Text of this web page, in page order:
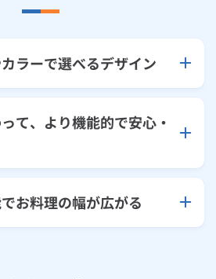
ラーで選べるデザイン
て、より機能的で安心・
お料理の幅が広がる